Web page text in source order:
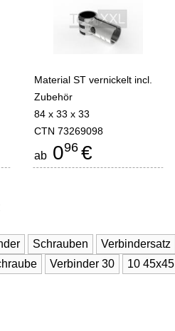
Material ST vernickelt incl.
Zubehör
84 x 33 x 33
CTN 73269098
ab 096 €
Schrauben Verbindersatz
Verbinder 30 10 45x45 l